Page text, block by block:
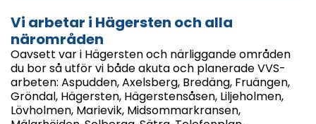
Vi arbetar i Hägersten och alla
närområden
Oavsett var i Hägersten och närliggande områden
du bor så utför vi både akuta och planerade VVS-
arbeten: Aspudden, Axelsberg, Bredäng, Fruängen,
Gröndal, Hägersten, Hägerstensåsen, Liljeholmen,
Lövholmen, Marievik, Midsommarkransen,